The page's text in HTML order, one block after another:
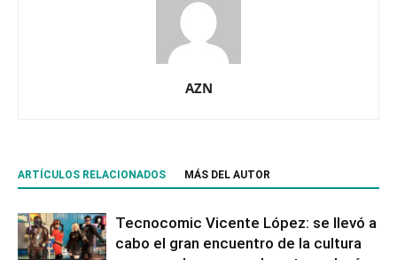
AZN
ARTÍCULOS RELACIONADOS MÁS DEL AUTOR
Tecnocomic Vicente López: se llevó a
cabo el gran encuentro de la cultura